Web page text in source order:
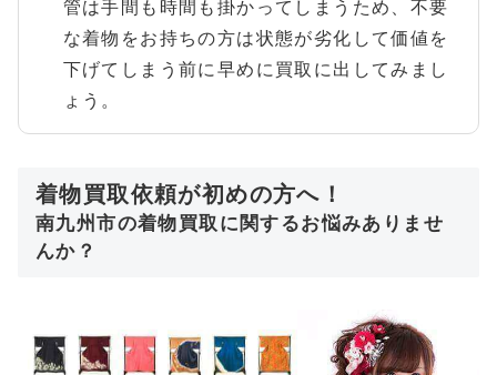
管は手間も時間も掛かってしまうため、不要
な着物をお持ちの方は状態が劣化して価値を
下げてしまう前に早めに買取に出してみまし
ょう。
着物買取依頼が初めの方へ！
南九州市の着物買取に関するお悩みありませ
んか？